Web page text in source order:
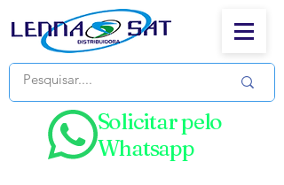
Solicitar pelo
Whatsapp